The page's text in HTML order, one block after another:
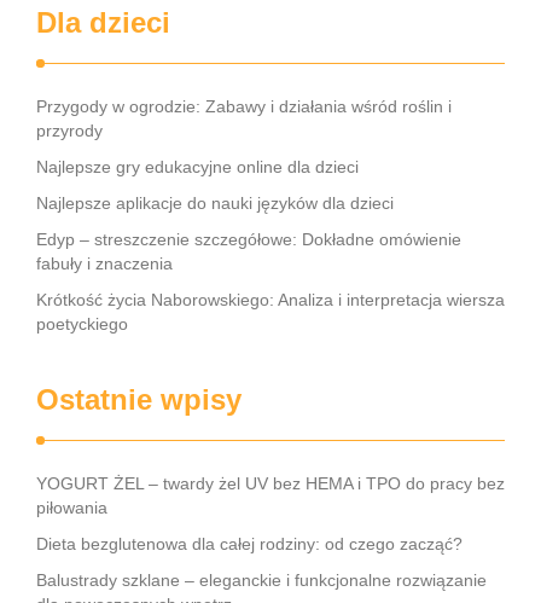
Dla dzieci
Przygody w ogrodzie: Zabawy i działania wśród roślin i
przyrody
Najlepsze gry edukacyjne online dla dzieci
Najlepsze aplikacje do nauki języków dla dzieci
Edyp – streszczenie szczegółowe: Dokładne omówienie
fabuły i znaczenia
Krótkość życia Naborowskiego: Analiza i interpretacja wiersza
poetyckiego
Ostatnie wpisy
YOGURT ŻEL – twardy żel UV bez HEMA i TPO do pracy bez
piłowania
Dieta bezglutenowa dla całej rodziny: od czego zacząć?
Balustrady szklane – eleganckie i funkcjonalne rozwiązanie